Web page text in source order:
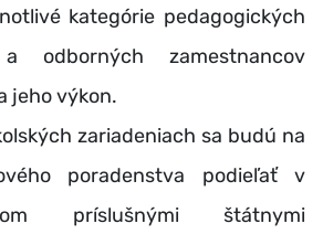
kategórie pedagogických
a odborných zamestnancov
jeho výkon.
zariadeniach sa budú na
poradenstva podieľať v
príslušnými štátnymi